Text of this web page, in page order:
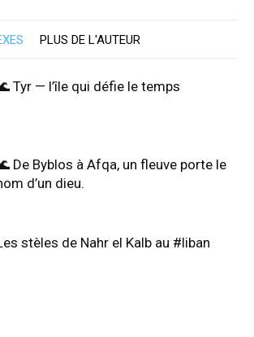
PLUS DE L'AUTEUR
Tyr — l’île qui défie le temps
De Byblos à Afqa, un fleuve porte le
d’un dieu.
stèles de Nahr el Kalb au #liban